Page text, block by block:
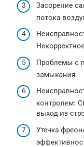
Засорение
потока
Проблемы с
замыкания.
контролем:
выход из
Утечка